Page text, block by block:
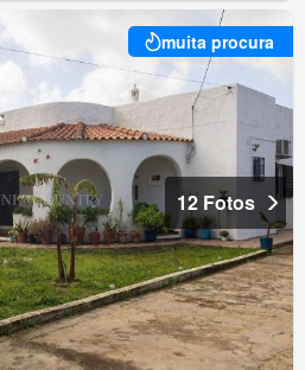
muita procura
12 Fotos